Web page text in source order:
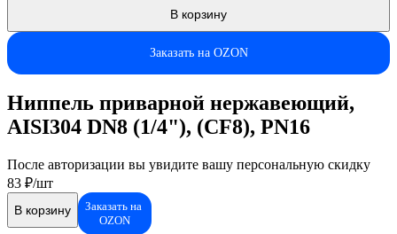
В корзину
Заказать на OZON
Ниппель приварной нержавеющий,
AISI304 DN8 (1/4"), (CF8), PN16
После авторизации вы увидите вашу персональную скидку
83 ₽/шт
В корзину
Заказать на
OZON